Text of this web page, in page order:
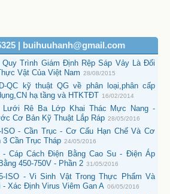
| buihuuhanh@gmail.com
Quy Trình Giám Định Rệp Sáp Vảy Là Đối
Vật Của Việt Nam 28/08/2015
QC kỹ thuật QG về phân loại,phân cấp
hạ tầng và HTKTĐT 16/02/2014
Lưới Rê Ba Lớp Khai Thác Mực Nang -
Cơ Bản Kỹ Thuật Lắp Ráp 28/05/2016
ISO - Cần Trục - Cơ Cấu Hạn Chế Và Cơ
3 Cần Trục Tháp 24/05/2016
- Cáp Cách Điện Bằng Cao Su - Điện Áp
450-750V - Phần 2 31/05/2016
ISO - Vi Sinh Vật Trong Thực Phẩm Và
- Xác Định Virus Viêm Gan A 06/05/2016